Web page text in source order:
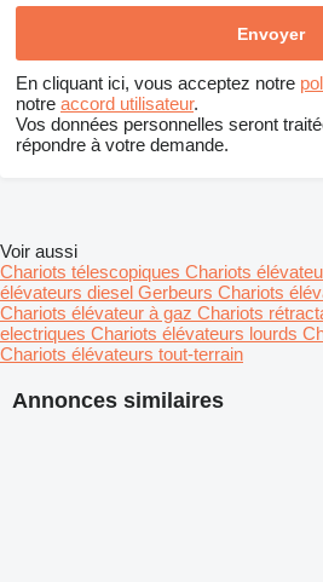
En cliquant ici, vous acceptez notre
notre accord utilisateur.
Vos données personnelles seront
répondre à votre demande.
Annonces similaires
Voir aussi
Chariots télescopiques Chariots
élévateurs diesel Gerbeurs Chariots
Chariots élévateur à gaz Chariots
electriques Chariots élévateurs lourds
Chariots élévateurs tout-terrain